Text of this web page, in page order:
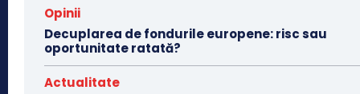
Opinii
Decuplarea de fondurile europene: risc sau
oportunitate ratată?
Actualitate